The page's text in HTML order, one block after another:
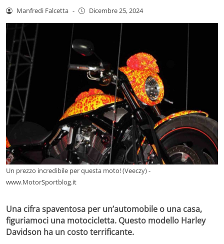
Manfredi Falcetta - Dicembre 25, 2024
Un prezzo incredibile per questa moto! (Veeczy) -
www.MotorSportblog.it
Una cifra spaventosa per un’automobile o una casa,
figuriamoci una motocicletta. Questo modello Harley
Davidson ha un costo terrificante.